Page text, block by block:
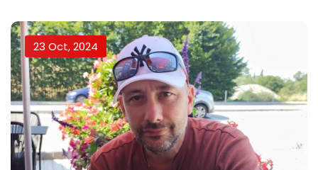
23 Oct, 2024
Remember me Lost your password?